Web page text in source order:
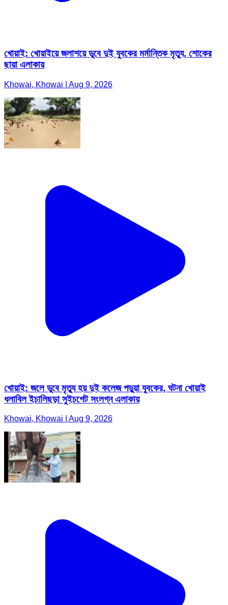
খোয়াই: খোয়াইয়ে জলাশয়ে ডুবে দুই যুবকের মর্মান্তিক মৃত্যু, শোকের
ছায়া এলাকায়
Khowai, Khowai | Aug 9, 2026
খোয়াই: জলে ডুবে মৃত্যু হয় দুই কলেজ পড়ুয়া যুবকের, ঘটনা খোয়াই
ধলাবিল ইচালিছড়া সুইচগেট সংলগ্ন এলাকায়
Khowai, Khowai | Aug 9, 2026